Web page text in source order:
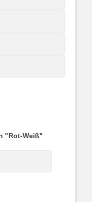
"Rot-Weiß"